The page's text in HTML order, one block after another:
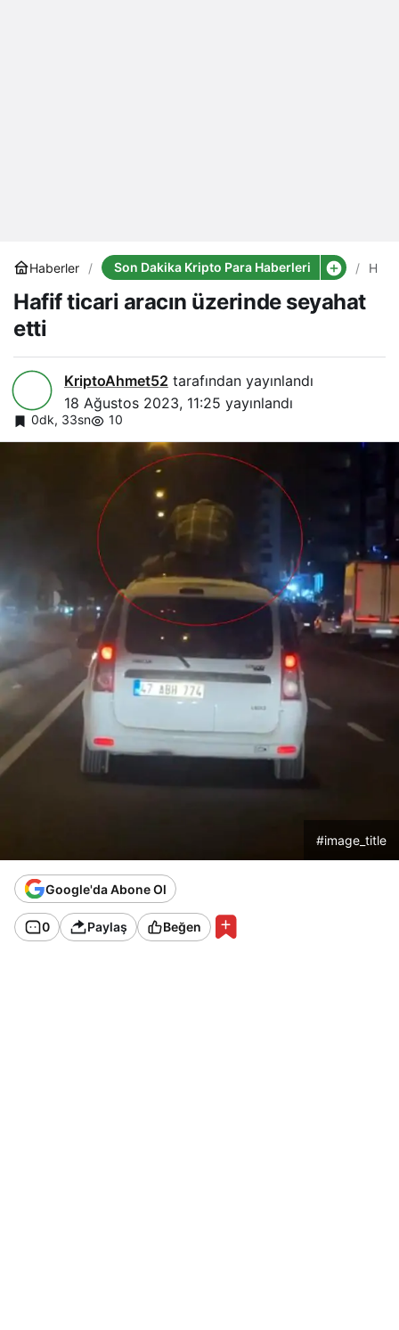
Haberler Son Dakika Kripto Para Haberleri
Hafif
Hafif ticari aracın üzerinde seyahat
etti
KriptoAhmet52 tarafından yayınlandı
18 Ağustos 2023, 11:25 yayınlandı
0dk, 33sn 10
#image_title
Google'da Abone Ol
0 Paylaş Beğen